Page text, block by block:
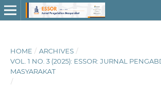
HOME / ARCHIVES /
VOL. 1 NO. 3 (2025): ESSOR: JURNAL
MASYARAKAT
/